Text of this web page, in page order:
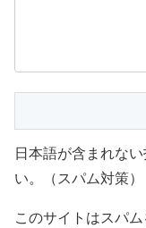
日本語が含まれな
い。（スパム対策）
このサイトはスパ